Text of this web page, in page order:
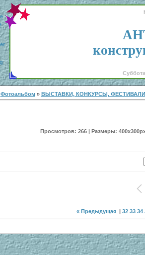
Фотоальбом» ВЫСТАВКИ, КОНКУРСЫ, ФЕСТИВАЛИ
Просмотров: 266 | Размеры:
« Предыдущая| 32 33 34